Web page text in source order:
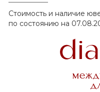
Стоимость и наличие
по состоянию на